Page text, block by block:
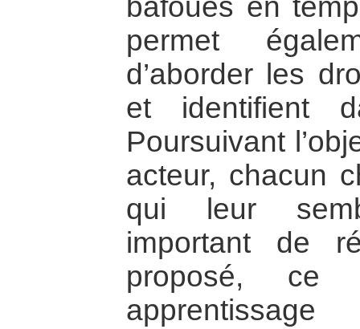
bafoués en
permet
d’aborder les
et identifient
Poursuivant
acteur, chacun
qui leur
important de
proposé, ce